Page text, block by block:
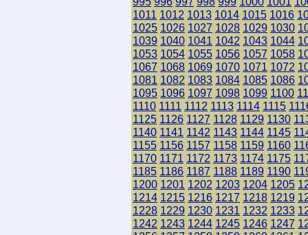
1011 1012 1013 1014 1015 1016
1025 1026 1027 1028 1029 1030
1039 1040 1041 1042 1043 1044
1053 1054 1055 1056 1057 1058
1067 1068 1069 1070 1071 1072
1081 1082 1083 1084 1085 1086
1095 1096 1097 1098 1099 1100
1110 1111 1112 1113 1114 1115
1125 1126 1127 1128 1129 1130
1140 1141 1142 1143 1144 1145
1155 1156 1157 1158 1159 1160
1170 1171 1172 1173 1174 1175
1185 1186 1187 1188 1189 1190
1200 1201 1202 1203 1204 1205
1214 1215 1216 1217 1218 1219
1228 1229 1230 1231 1232 1233
1242 1243 1244 1245 1246 1247